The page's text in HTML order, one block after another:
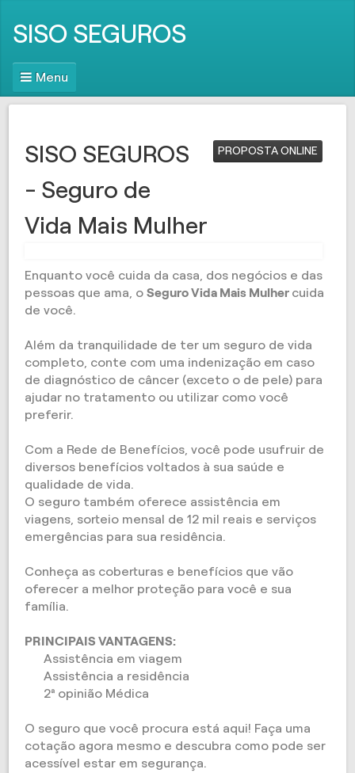
SISO SEGUROS
Menu
PROPOSTA ONLINE
SISO SEGUROS
- Seguro de
Vida Mais Mulher
Enquanto você cuida da casa, dos negócios e das
pessoas que ama, oSeguro Vida Mais Mulher cuida
de você.
Além da tranquilidade de ter um seguro de vida
completo, conte com uma indenização em caso
de diagnóstico de câncer (exceto o de pele) para
ajudar no tratamento ou utilizar como você
preferir.
Com a Rede de Benefícios, você pode usufruir de
diversos benefícios voltados à sua saúde e
qualidade de vida.
O seguro também oferece assistência em
viagens, sorteio mensal de 12 mil reais e serviços
emergências para sua residência.
Conheça as coberturas e benefícios que vão
oferecer a melhor proteção para você e sua
família.
PRINCIPAIS VANTAGENS:
Assistência em viagem
Assistência a residência
2ª opinião Médica
O seguro que você procura está aqui! Faça uma
cotação agora mesmo e descubra como pode ser
acessível estar em segurança.